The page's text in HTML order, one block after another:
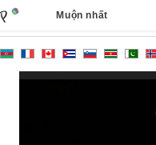
Muộn nhất